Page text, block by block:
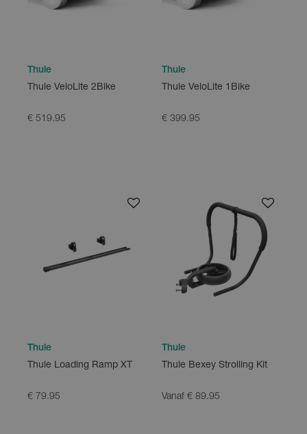
Thule
Thule VeloLite 2Bike
€ 519.95
Thule
Thule VeloLite 1Bike
€ 399.95
Thule
Thule Loading Ramp XT
€ 79.95
Thule
Thule Bexey Strolling Kit
Vanaf € 89.95